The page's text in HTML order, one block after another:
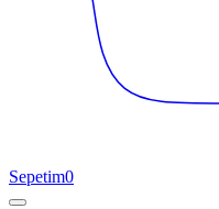
Sepetim0